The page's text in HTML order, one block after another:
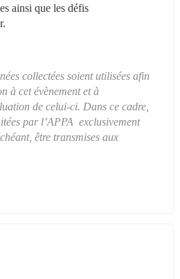
ainsi que les défis
collectées soient utilisées afin
à cet évènement et à
de celui-ci. Dans ce cadre,
par l’APPA  exclusivement
être transmises aux